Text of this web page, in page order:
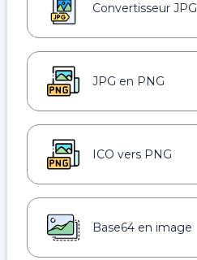
Convertisseur JPG
JPG en PNG
ICO vers PNG
Base64 en image